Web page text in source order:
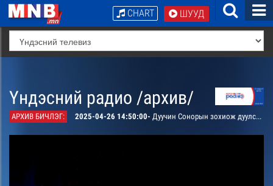
ШУУД
CHART
Үндэсний радио /архив/
АРХИВ БИЧЛЭГ: 2025-04-26 14:50:00- Дуучин Сонорын зохиож дуулсан “Витамин” дуу